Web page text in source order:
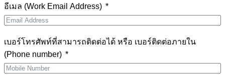
อีเมล (Work Email Address)
เบอร์โทรศัพท์ที่สามารถติดต่อได้ หรือ เบอร์ติดต่อภายใน
(Phone number)